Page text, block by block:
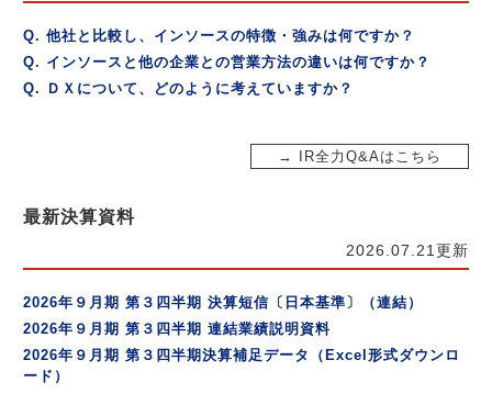
Q. 他社と比較し、インソースの特徴・強みは何ですか？
Q. インソースと他の企業との営業方法の違いは何ですか？
Q. ＤＸについて、どのように考えていますか？
→ IR全力Q&Aはこちら
最新決算資料
2026.07.21更新
2026年９月期 第３四半期 決算短信〔日本基準〕（連結）
2026年９月期 第３四半期 連結業績説明資料
2026年９月期 第３四半期決算補足データ（Excel形式ダウンロ
ード）